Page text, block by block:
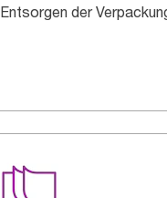
Entsorgen der